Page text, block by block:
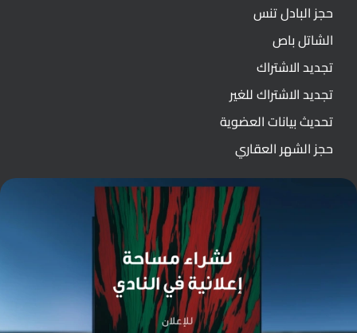
حجز البادل تنس
الشاتل باص
تجديد الاشتراك
تجديد الاشتراك للغير
تحديث بيانات العضوية
حجز الشهر العقاري